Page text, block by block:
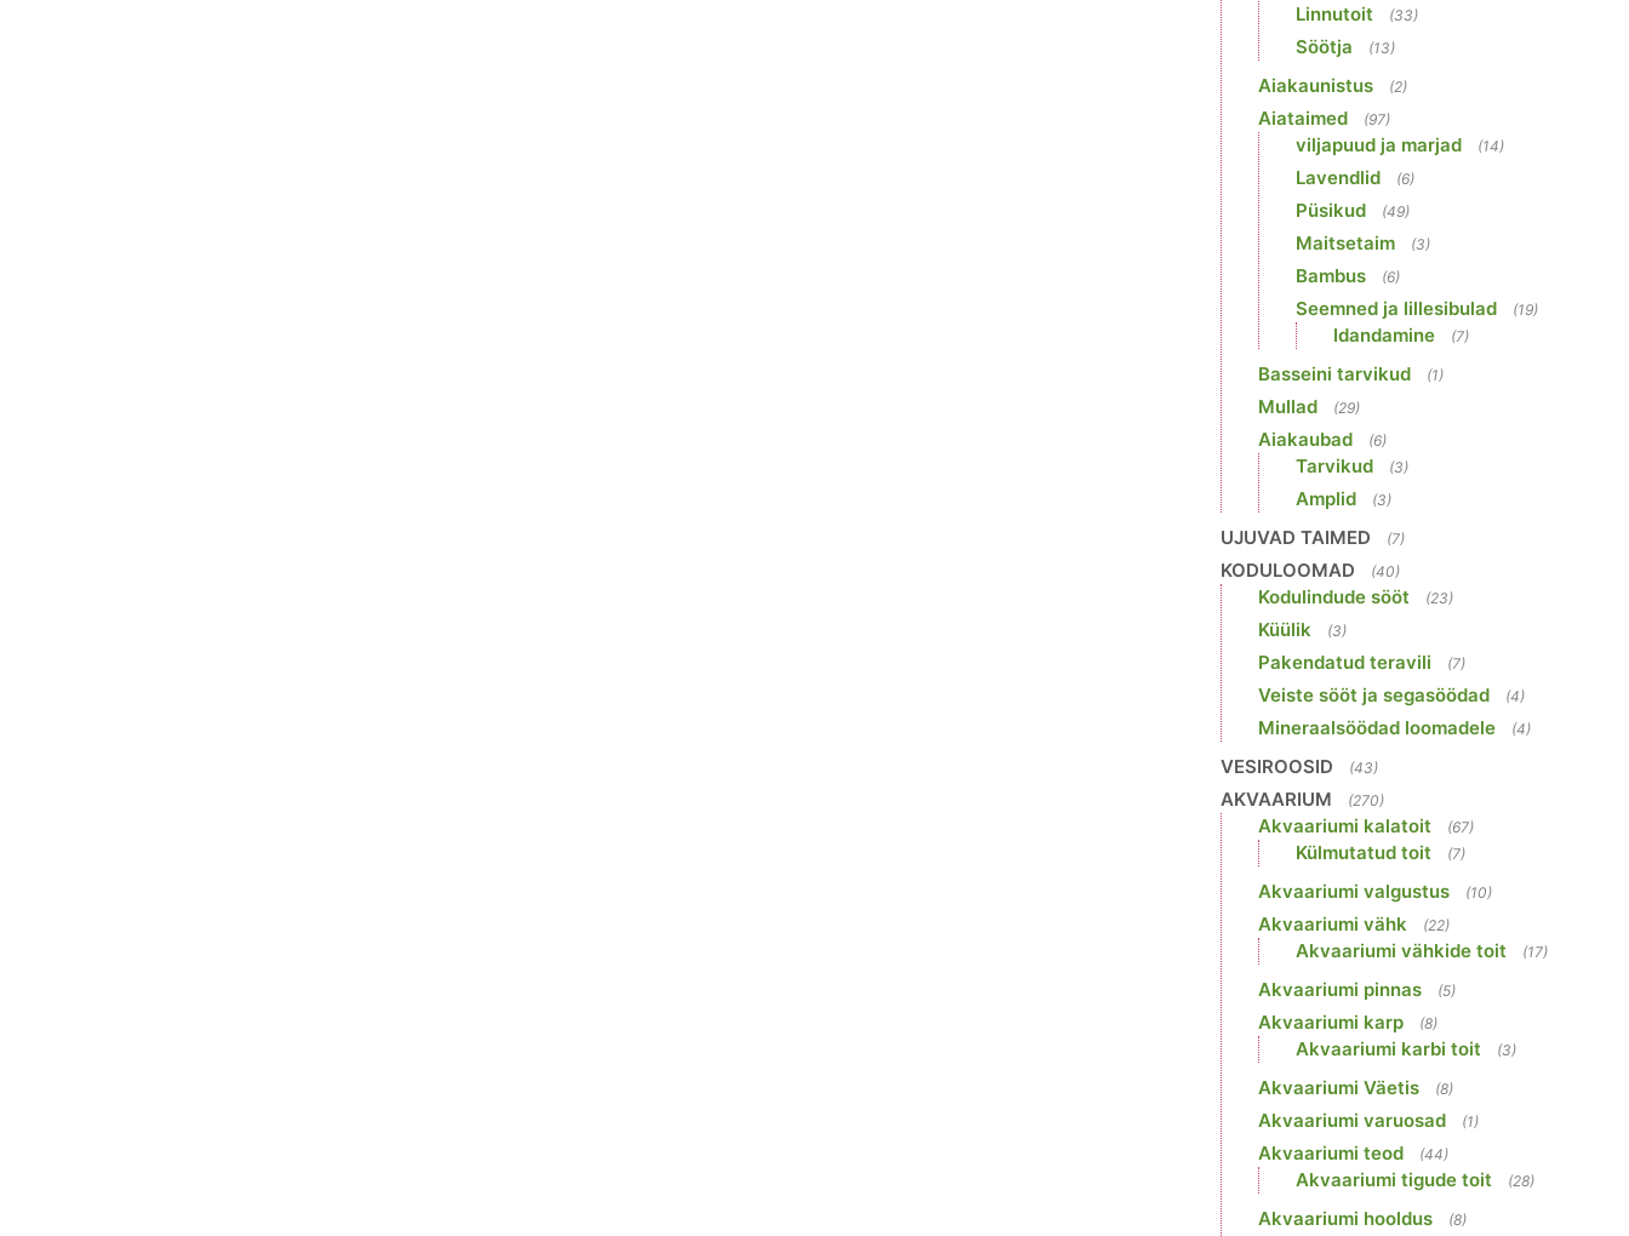
Linnutoit (33)
Söötja (13)
Aiakaunistus (2)
Aiataimed (97)
viljapuud ja marjad (14)
Lavendlid (6)
Püsikud (49)
Maitsetaim (3)
Bambus (6)
Seemned ja lillesibulad (19)
Idandamine (7)
Basseini tarvikud (1)
Mullad (29)
Aiakaubad (6)
Tarvikud (3)
Amplid (3)
UJUVAD TAIMED (7)
KODULOOMAD (40)
Kodulindude sööt (23)
Küülik (3)
Pakendatud teravili (7)
Veiste sööt ja segasöödad (4)
Mineraalsöödad loomadele (4)
VESIROOSID (43)
AKVAARIUM (270)
Akvaariumi kalatoit (67)
Külmutatud toit (7)
Akvaariumi valgustus (10)
Akvaariumi vähk (22)
Akvaariumi vähkide toit (17)
Akvaariumi pinnas (5)
Akvaariumi karp (8)
Akvaariumi karbi toit (3)
Akvaariumi Väetis (8)
Akvaariumi varuosad (1)
Akvaariumi teod (44)
Akvaariumi tigude toit (28)
Akvaariumi hooldus (8)